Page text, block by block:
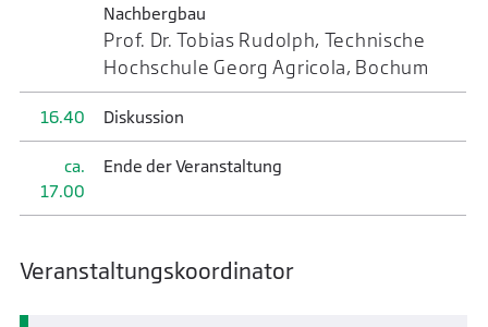
Nachbergbau
Prof. Dr. Tobias Rudolph, Technische
Hochschule Georg Agricola, Bochum
16.40 Diskussion
ca.
17.00
Ende der Veranstaltung
Veranstaltungskoordinator